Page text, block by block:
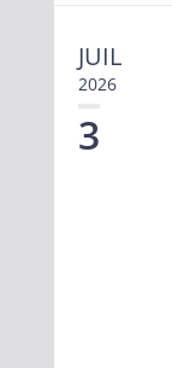
JUIL
2026
3